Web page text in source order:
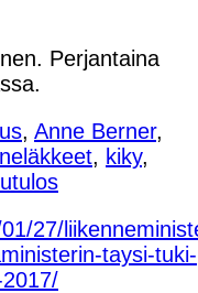
Perjantaina
, Anne Berner,
, kiky,
27/
taysi-tuki-